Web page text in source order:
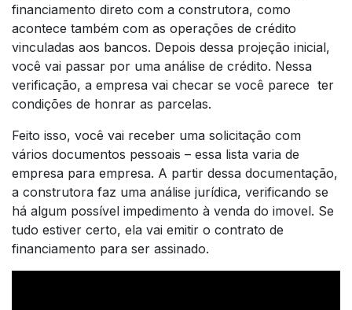
financiamento direto com a construtora, como
acontece também com as operações de crédito
vinculadas aos bancos. Depois dessa projeção inicial,
você vai passar por uma análise de crédito. Nessa
verificação, a empresa vai checar se você parece ter
condições de honrar as parcelas.
Feito isso, você vai receber uma solicitação com
vários documentos pessoais – essa lista varia de
empresa para empresa. A partir dessa documentação,
a construtora faz uma análise jurídica, verificando se
há algum possível impedimento à venda do imovel. Se
tudo estiver certo, ela vai emitir o contrato de
financiamento para ser assinado.